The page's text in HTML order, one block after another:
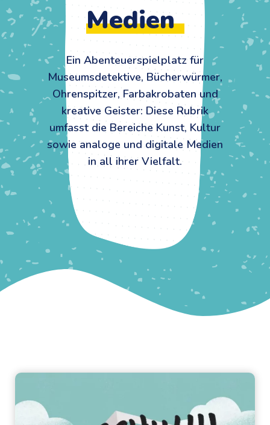
Medien
Ein Abenteuerspielplatz für
Museumsdetektive, Bücherwürmer,
Ohrenspitzer, Farbakrobaten und
kreative Geister: Diese Rubrik
umfasst die Bereiche Kunst, Kultur
sowie analoge und digitale Medien
in all ihrer Vielfalt.